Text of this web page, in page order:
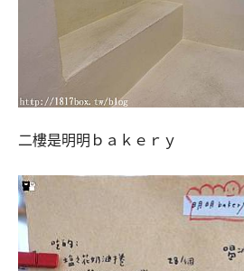
二樓是明明ｂａｋｅｒｙ